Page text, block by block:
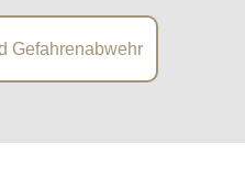
Gefahrenabwehr